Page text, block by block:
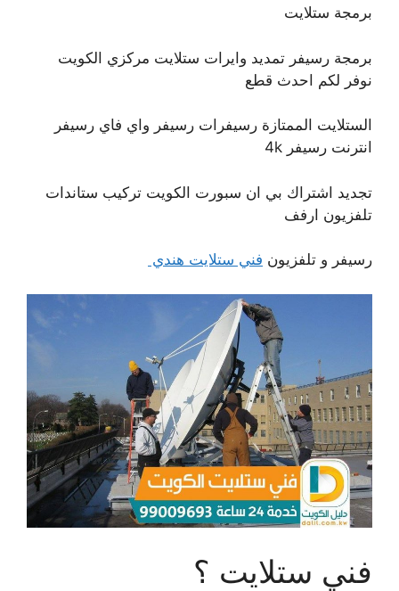
برمجة ستلايت
برمجة رسيفر تمديد وايرات ستلايت مركزي الكويت
نوفر لكم احدث قطع
الستلايت الممتازة رسيفرات رسيفر واي فاي رسيفر
انترنت رسيفر 4k
تجديد اشتراك بي ان سبورت الكويت تركيب ستاندات
تلفزيون ارفف
رسيفر و تلفزيون فني ستلايت هندي
فني ستلايت ؟